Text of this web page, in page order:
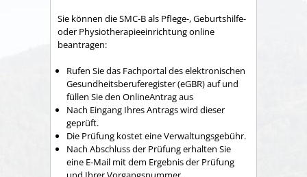
Sie können die SMC-B als Pflege-, Geburtshilfe-
oder Physiotherapieeinrichtung online
beantragen:
Rufen Sie das Fachportal des elektronischen
Gesundheitsberuferegister (eGBR) auf und
füllen Sie den OnlineAntrag aus
Nach Eingang Ihres Antrags wird dieser
geprüft.
Die Prüfung kostet eine Verwaltungsgebühr.
Nach Abschluss der Prüfung erhalten Sie
eine E-Mail mit dem Ergebnis der Prüfung